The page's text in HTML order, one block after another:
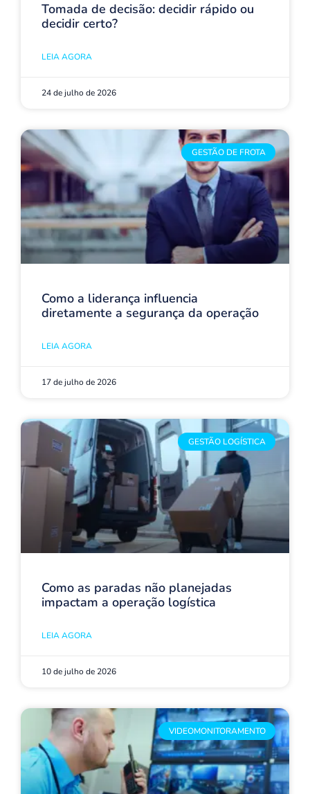
Tomada de decisão: decidir rápido ou
decidir certo?
LEIA AGORA
24 de julho de 2026
GESTÃO DE FROTA
Como a liderança influencia
diretamente a segurança da operação
LEIA AGORA
17 de julho de 2026
GESTÃO LOGÍSTICA
Como as paradas não planejadas
impactam a operação logística
LEIA AGORA
10 de julho de 2026
VIDEOMONITORAMENTO